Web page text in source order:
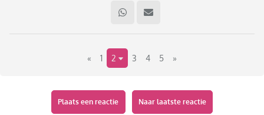
« 1 2 3 4 5 »
Plaats een reactie Naar laatste reactie